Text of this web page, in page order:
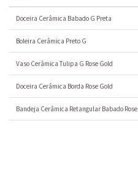
Doceira Cerâmica Babado G Preta
Boleira Cerâmica Preto G
Vaso Cerâmica Tulipa G Rose Gold
Doceira Cerâmica Borda Rose Gold
Bandeja Cerâmica Retangular Babado